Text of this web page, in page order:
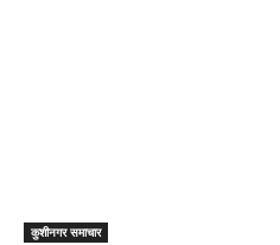
कुशीनगर समाचार